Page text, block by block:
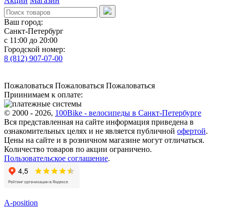
Ваш город:
Санкт-Петербург
с 11:00 до 20:00
Городской номер:
8 (812) 907-07-00
Пожаловаться Пожаловаться Пожаловаться
Приинимаем к оплате:
© 2000 - 2026, 100Bike - велосипеды в Санкт-Петербурге
Вся представленная на сайте информация приведена в
ознакомительных целях и не является публичной офертой.
Цены на сайте и в розничном магазине могут отличаться.
Количество товаров по акции ограничено.
Пользовательское соглашение.
A-position